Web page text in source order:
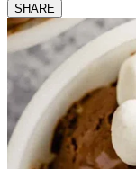
SHARE